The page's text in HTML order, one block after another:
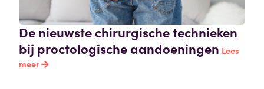
De nieuwste chirurgische technieken
bij proctologische aandoeningen Lees
meer